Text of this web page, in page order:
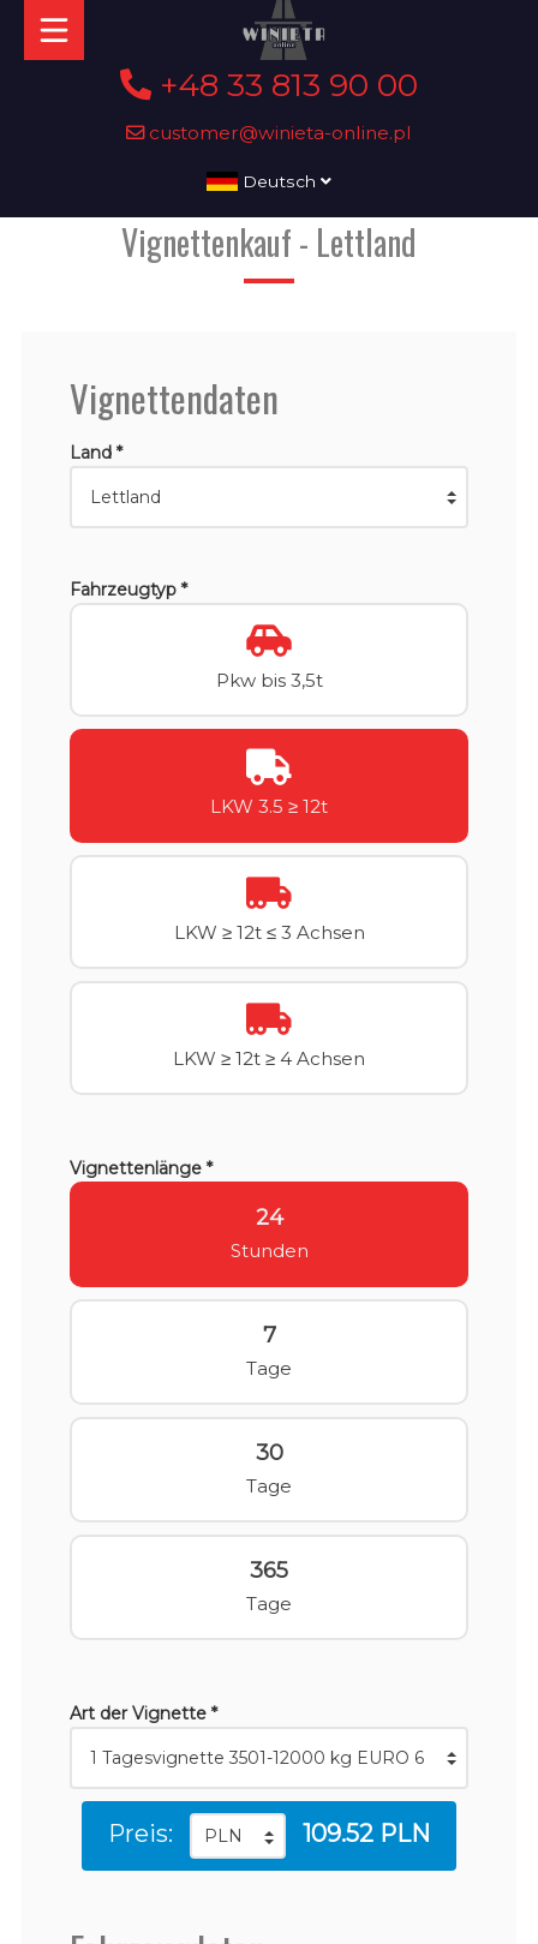
+48 33 813 90 00
customer@winieta-online.pl
Deutsch
Vignettenkauf - Lettland
Vignettendaten
Land *
Fahrzeugtyp *
Pkw bis 3,5t
LKW 3.5 ≥ 12t
LKW ≥ 12t ≤ 3 Achsen
LKW ≥ 12t ≥ 4 Achsen
Vignettenlänge *
24
Stunden
7
Tage
30
Tage
365
Tage
Art der Vignette *
Preis: 109.52 PLN